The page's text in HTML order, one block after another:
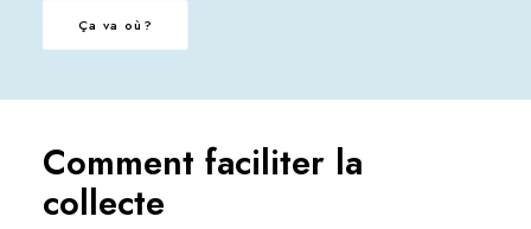
Ça va où?
Comment faciliter la
collecte